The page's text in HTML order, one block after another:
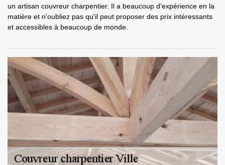
un artisan couvreur charpentier. Il a beaucoup d'expérience en la
matière et n'oubliez pas qu'il peut proposer des prix intéressants
et accessibles à beaucoup de monde.